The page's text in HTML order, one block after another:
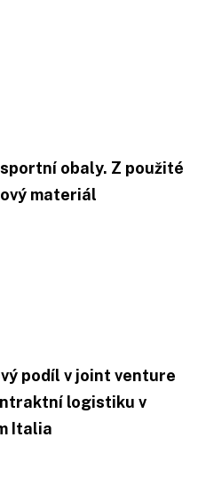
obaly. Z použité
materiál
podíl v joint venture
logistiku v
Italia